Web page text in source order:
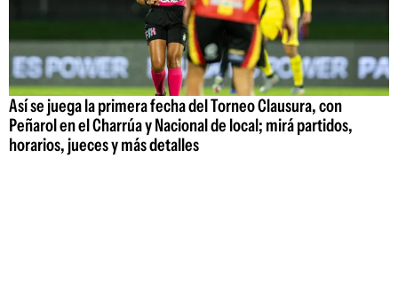
Así se juega la primera fecha del Torneo Clausura, con
Peñarol en el Charrúa y Nacional de local; mirá partidos,
horarios, jueces y más detalles